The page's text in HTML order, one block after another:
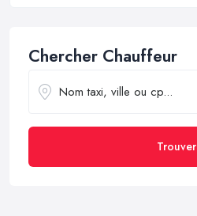
Chercher Chauffeur
Trouver